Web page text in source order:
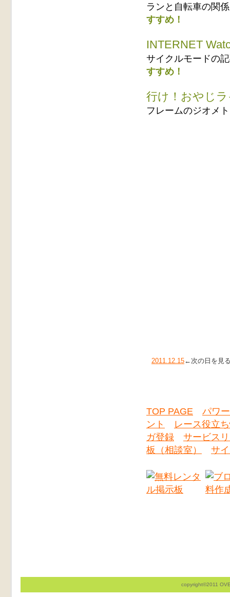
ランと自転車の関
すすめ！
INTERNET
サイクルモードの
すすめ！
行け！おやじ
フレームのジオメ
2011.12.15←次の日を見
TOP PAGE
パワ
ント
レース役立
ガ登録
サービス
板（相談室）
サ
copyright©2011